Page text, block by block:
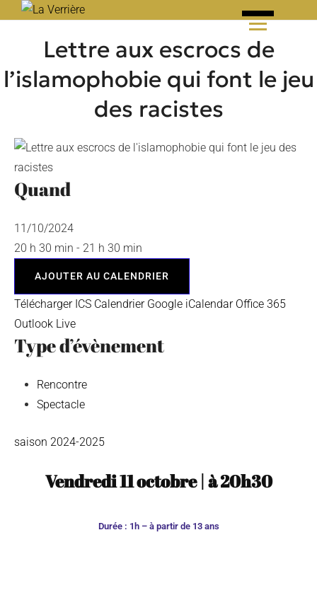
Lettre aux escrocs de
l’islamophobie qui font le jeu
des racistes
Quand
11/10/2024
20 h 30 min - 21 h 30 min
AJOUTER AU CALENDRIER
Télécharger ICS Calendrier Google iCalendar Office 365
Outlook Live
Type d’évènement
Rencontre
Spectacle
saison 2024-2025
Vendredi 11 octobre|à20h30
Durée : 1h – à partir de 13 ans